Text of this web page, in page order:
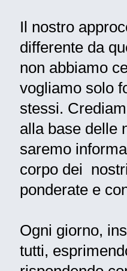
Il nostro
differente da
non abbiamo
vogliamo solo
stessi.
alla base delle
saremo
corpo dei
ponderate e
Ogni giorno,
tutti,